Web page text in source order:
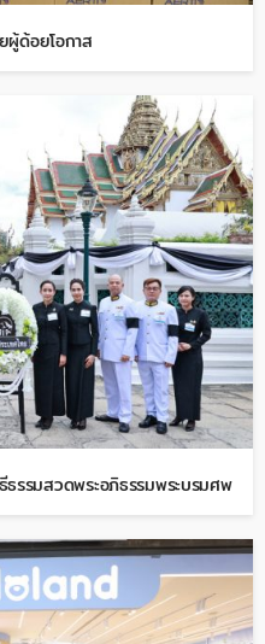
ผู้ด้อยโอกาส
ธีธรรมสวดพระอภิธรรมพระบรมศพ